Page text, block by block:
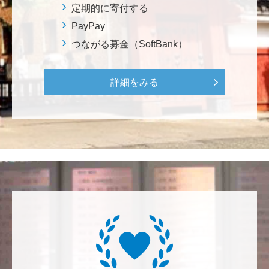
イタリアと日本が協力して頑張っている壮大な発掘調
す。募金することにより、私自身も参加しているよう
な気持ちです。 <ソンマ・ヴェスヴィアーナ発掘調査
株式会社Ｌｅｇａｌｓｃａｐｅ
ろから始まりました。この社会でますますコンピュー
タ科学の力が発揮されるよう祈念して、支援いたしま
定期的に寄付する
PayPay
つながる募金（SoftBank）
詳細をみる